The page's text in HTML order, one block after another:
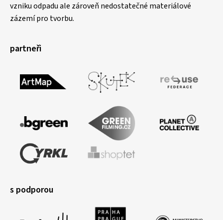
vzniku odpadu ale zároveň nedostatečné materiálové
zázemí pro tvorbu.
partneři
s podporou